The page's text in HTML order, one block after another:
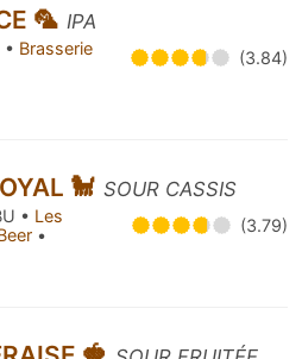
🦜 IPA
• Brasserie
(3.84)
🐩 SOUR CASSIS
• Les
• (3.79)